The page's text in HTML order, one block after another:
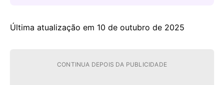
Última atualização em 10 de outubro de 2025
CONTINUA DEPOIS DA PUBLICIDADE